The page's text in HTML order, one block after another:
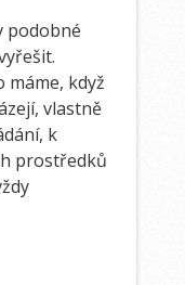
podobné
máme, když
vlastně
k
prostředků